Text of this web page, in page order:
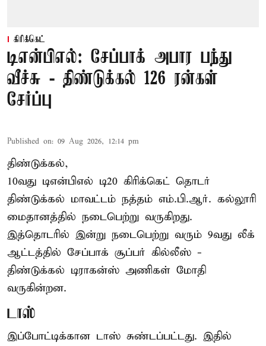
கிரிக்கெட்
டிஎன்பிஎல்: சேப்பாக் அபார பந்து
வீச்சு - திண்டுக்கல் 126 ரன்கள்
சேர்ப்பு
Published on: 09 Aug 2026, 12:14 pm
திண்டுக்கல்,
10வது டிஎன்பிஎல் டி20 கிரிக்கெட் தொடர்
திண்டுக்கல் மாவட்டம் நத்தம் எம்.பி.ஆர். கல்லூரி
மைதானத்தில் நடைபெற்று வருகிறது.
இத்தொடரில் இன்று நடைபெற்று வரும் 9வது லீக்
ஆட்டத்தில் சேப்பாக் சூப்பர் கில்லீஸ் -
திண்டுக்கல் டிராகன்ஸ் அணிகள் மோதி
வருகின்றன.
டாஸ்
இப்போட்டிக்கான டாஸ் சுண்டப்பட்டது. இதில்